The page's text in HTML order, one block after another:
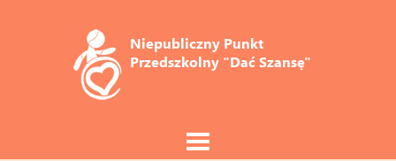
Niepubliczny Punkt
Przedszkolny "Dać Szansę"